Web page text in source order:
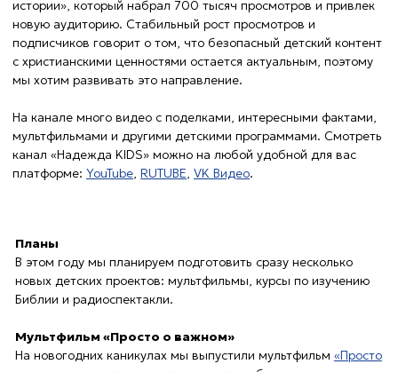
Планы
новых детских проектов: мультфильмы, курсы по изучению
Библии и радиоспектакли.
На новогодних каникулах мы выпустили мультфильм«Просто
о важном», в котором рассказывается об основах здорового
образа жизни и устройстве мира.
Работа над мультиком продолжалась полгода. Руководитель
отдела детских проектов Виктория Жунда вспоминает: «Это
Кстати, героев мультфильма озвучили ученики Заокской
Ишмуратов, сотрудник радио «Голос надежды».